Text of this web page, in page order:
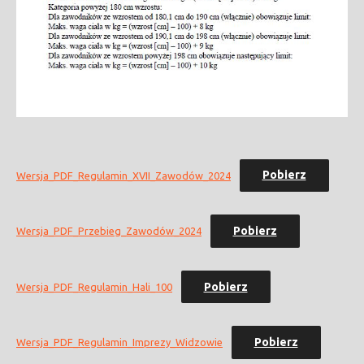
Wersja_PDF_Regulamin_XVII_Zawodów_2024 Pobierz
Wersja_PDF_Przebieg_Zawodów_2024 Pobierz
Wersja_PDF_Regulamin_Hali_100 Pobierz
Wersja_PDF_Regulamin_Imprezy_Widzowie Pobierz